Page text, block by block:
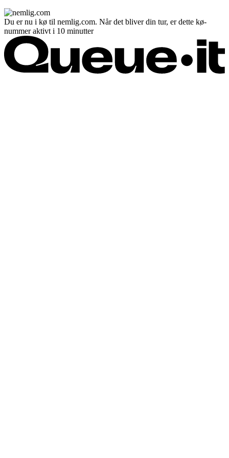
Du er nu i kø til nemlig.com. Når det bliver din tur, er dette kø-
nummer aktivt i 10 minutter